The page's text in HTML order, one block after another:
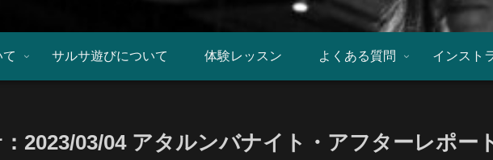
サルサ遊びについて 体験レッスン よくある質問 インスト
2023/03/04 アタルンバナイト・アフターレポー